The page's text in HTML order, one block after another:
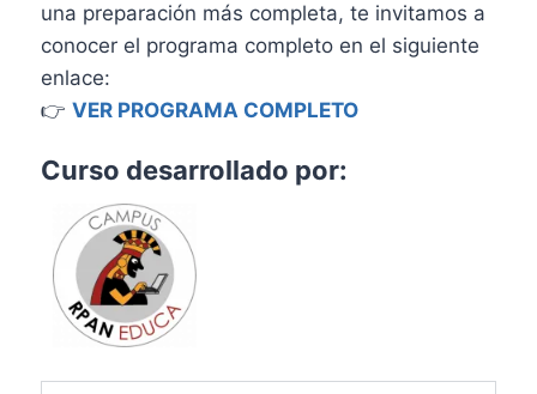
una preparación más completa, te invitamos a
conocer el programa completo en el siguiente
enlace:
👉 VER PROGRAMA COMPLETO
Curso desarrollado por: